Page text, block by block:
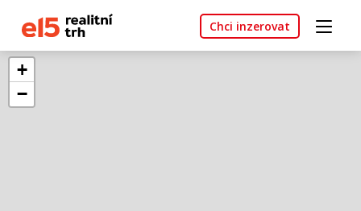
Chci inzerovat
+
−